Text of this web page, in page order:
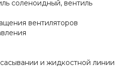
соленоидный, вентиль
вентиляторов
и жидкостной линии